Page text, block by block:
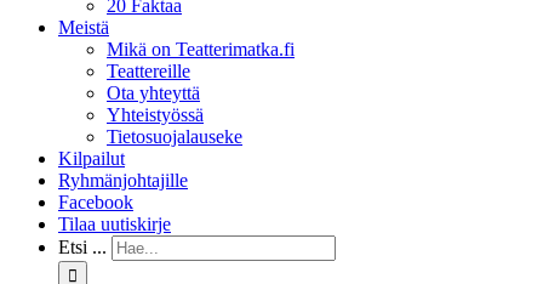
20 Faktaa
Meistä
Mikä on Teatterimatka.fi
Teattereille
Ota yhteyttä
Yhteistyössä
Tietosuojalauseke
Kilpailut
Ryhmänjohtajille
Facebook
Tilaa uutiskirje
Etsi ...